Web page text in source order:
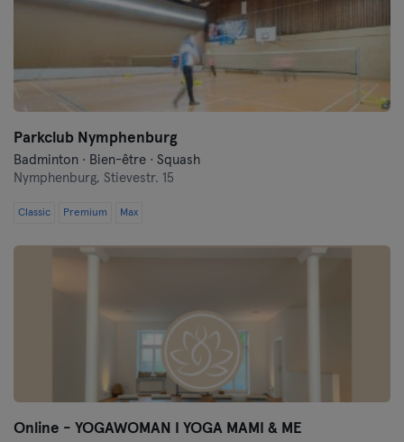
Parkclub Nymphenburg
Badminton · Bien-être · Squash
Nymphenburg, Stievestr. 15
Classic Premium Max
Online - YOGAWOMAN I YOGA MAMI & ME